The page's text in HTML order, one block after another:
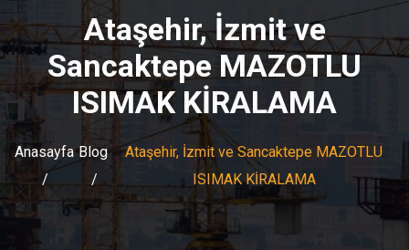
Ataşehir, İzmit ve
Sancaktepe MAZOTLU
ISIMAK KİRALAMA
Anasayfa Blog
Ataşehir, İzmit ve Sancaktepe MAZOTLU
ISIMAK KİRALAMA